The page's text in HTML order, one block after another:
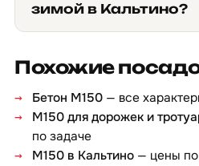
зимой в Кальтино?
Похожие
Бетон М150 — все
М150 для дорожек и
по задаче
М150 в Кальтино — цены